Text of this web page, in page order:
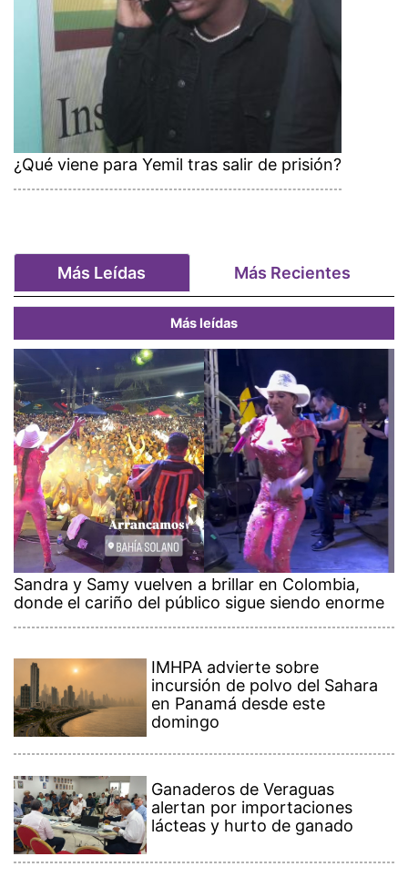
¿Qué viene para Yemil tras salir de prisión?
Más Leídas Más Recientes
Más leídas
Sandra y Samy vuelven a brillar en Colombia,
donde el cariño del público sigue siendo enorme
IMHPA advierte sobre
incursión de polvo del Sahara
en Panamá desde este
domingo
Ganaderos de Veraguas
alertan por importaciones
lácteas y hurto de ganado